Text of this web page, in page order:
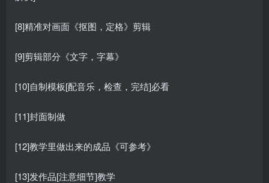
[8]精准对画面《抠图，定格》剪辑
[9]剪辑部分《文字，字幕》
[10]自制模板[配音乐，检查，完结]必看
[11]封面制做
[12]教学里做出来的成品《可参考》
[13]发作品[注意细节]教学